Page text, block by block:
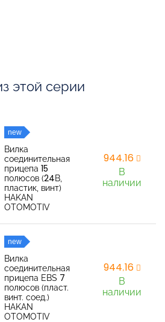
этой серии
new
Вилка
соединительная
прицепа 15
полюсов (24В,
пластик, винт)
HAKAN
OTOMOTIV
944,16
В
наличии
new
Вилка
соединительная
прицепа EBS 7
полюсов (пласт.
винт. соед.)
HAKAN
OTOMOTIV
944,16
В
наличии